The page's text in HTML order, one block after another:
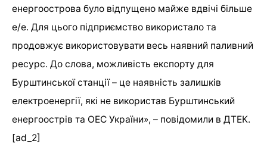
енергоострова було відпущено майже вдвічі більше
е/е. Для цього підприємство використало та
продовжує використовувати весь наявний паливний
ресурс. До слова, можливість експорту для
Бурштинської станції – це наявність залишків
електроенергії, які не використав Бурштинський
енергоострів та ОЕС України», – повідомили в ДТЕК.
[ad_2]